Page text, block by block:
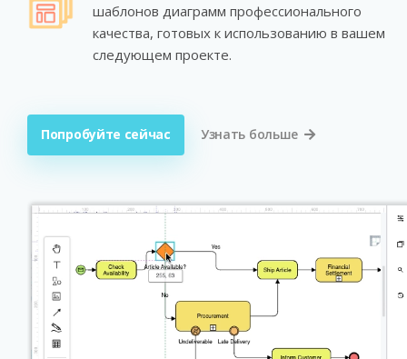
шаблонов диаграмм профессионального
качества, готовых к использованию в вашем
следующем проекте.
Попробуйте сейчас Узнать больше